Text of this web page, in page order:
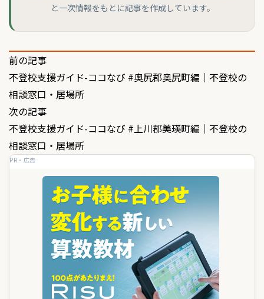
と一次情報をもとに記事を作成しています。
投
稿
ナ
ビ
ゲ
前の記事
不登校支援ガイド-ココなび #奥尻郡奥尻町編｜不登校の
相談窓口・居場所
次の記事
不登校支援ガイド-ココなび #上川郡美瑛町編｜不登校の
相談窓口・居場所
PR・広告